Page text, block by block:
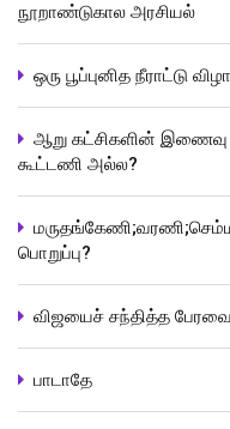
நூறாண்டுகால அரசியல்
ஒரு பூப்புனித நீராட்டு
ஆறு கட்சிகளின்
கூட்டணி அல்ல?
பொறுப்பு?
விஜயைச் சந்தித்த பேரவை
பாடாதே